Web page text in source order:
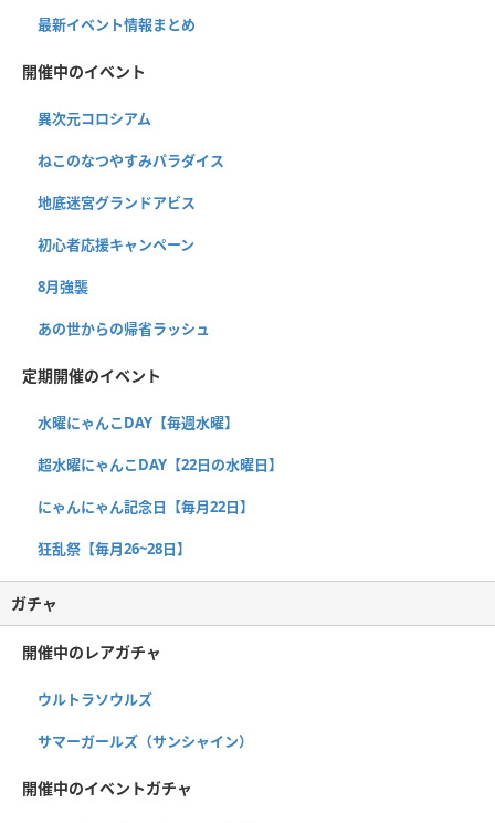
最新イベント情報まとめ
開催中のイベント
異次元コロシアム
ねこのなつやすみパラダイス
地底迷宮グランドアビス
初心者応援キャンペーン
8月強襲
あの世からの帰省ラッシュ
定期開催のイベント
水曜にゃんこDAY【毎週水曜】
超水曜にゃんこDAY【22日の水曜日】
にゃんにゃん記念日【毎月22日】
狂乱祭【毎月26~28日】
ガチャ
開催中のレアガチャ
ウルトラソウルズ
サマーガールズ（サンシャイン）
開催中のイベントガチャ